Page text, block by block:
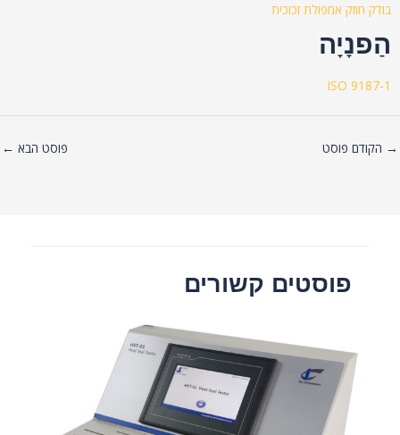
בודק חוזק אמפולת זכוכית
הַפנָיָה
ISO 9187-1
→ הקודם פוסט פוסט הבא ←
פוסטים קשורים